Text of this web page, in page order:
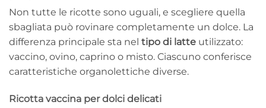
Non tutte le ricotte sono uguali, e scegliere quella
sbagliata può rovinare completamente un dolce. La
differenza principale sta nel tipo di latte utilizzato:
vaccino, ovino, caprino o misto. Ciascuno conferisce
caratteristiche organolettiche diverse.
Ricotta vaccina per dolci delicati